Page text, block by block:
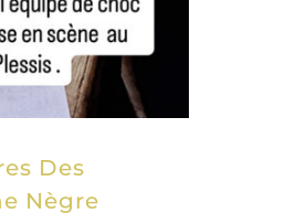
Des
Nègre